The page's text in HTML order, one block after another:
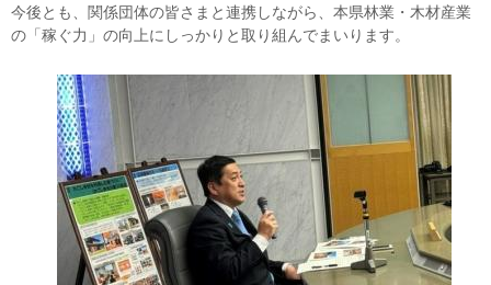
今後とも、関係団体の皆さまと連携しながら、本県林業・木材産業
の「稼ぐ力」の向上にしっかりと取り組んでまいります。